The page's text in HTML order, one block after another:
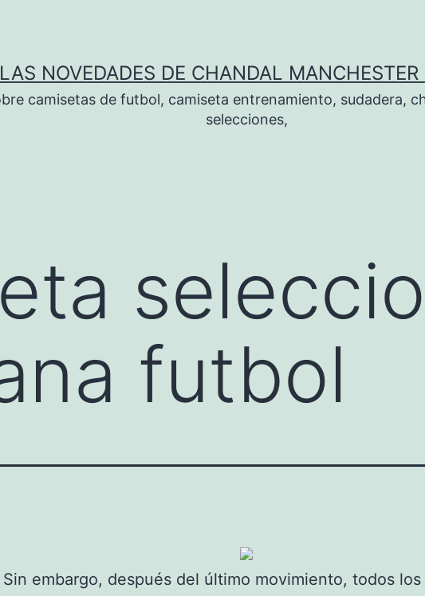
LAS NOVEDADES DE CHANDAL MANCHESTER
camisetas de futbol, camiseta entrenamiento, sudadera,
selecciones,
futbol
Sin embargo, después del último movimiento, todos los